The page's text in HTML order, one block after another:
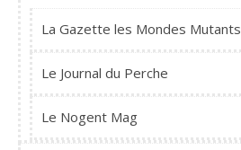
La Gazette les Mondes Mutants
Le Journal du Perche
Le Nogent Mag